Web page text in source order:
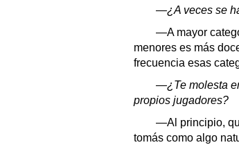
—¿A veces se
—A mayor
menores es más
frecuencia esas
—¿Te molesta
propios jugadores?
—Al principio,
tomás como algo